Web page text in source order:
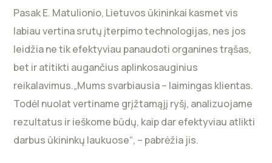
Pasak E. Matulionio, Lietuvos ūkininkai kasmet vis
labiau vertina srutų įterpimo technologijas, nes jos
leidžia ne tik efektyviau panaudoti organines trąšas,
bet ir atitikti augančius aplinkosauginius
reikalavimus.„Mums svarbiausia – laimingas klientas.
Todėl nuolat vertiname grįžtamąjį ryšį, analizuojame
rezultatus ir ieškome būdų, kaip dar efektyviau atlikti
darbus ūkininkų laukuose“, – pabrėžia jis.